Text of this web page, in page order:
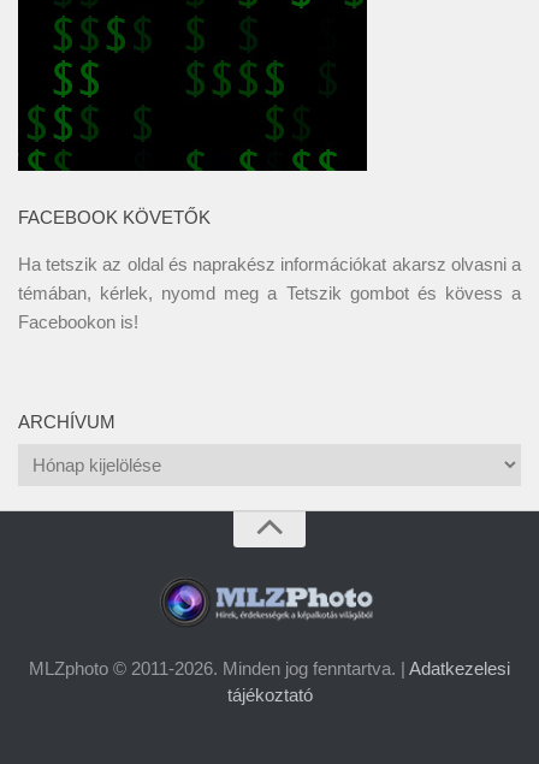
FACEBOOK KÖVETŐK
Ha tetszik az oldal és naprakész információkat akarsz olvasni a
témában, kérlek, nyomd meg a Tetszik gombot és kövess a
Facebookon is!
ARCHÍVUM
Archívum
MLZphoto © 2011-2026. Minden jog fenntartva. | Adatkezelesi
tájékoztató